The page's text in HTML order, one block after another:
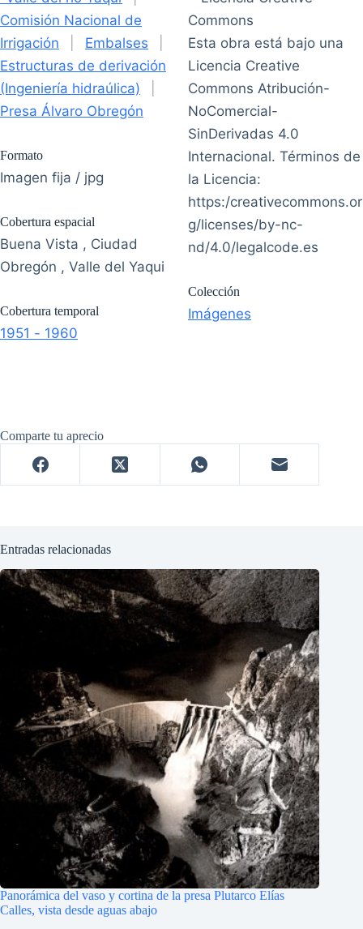
Comisión Nacional de
Irrigación
Embalses
Estructuras de derivación
(Ingeniería hidraúlica)
Presa Álvaro Obregón
Formato
Imagen fija / jpg
Cobertura espacial
Buena Vista , Ciudad
Obregón , Valle del Yaqui
Cobertura temporal
1951 - 1960
Esta obra está bajo una
Licencia Creative
Commons Atribución-
NoComercial-
SinDerivadas 4.0
Internacional. Términos de
la Licencia:
https:/creativecommons.or
g/licenses/by-nc-
nd/4.0/legalcode.es
Colección
Imágenes
Comparte tu aprecio
Entradas relacionadas
Panorámica del vaso y cortina de la presa Plutarco Elías
Calles, vista desde aguas abajo